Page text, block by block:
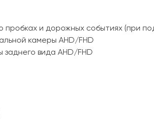
и дорожных событиях (при
камеры AHD/FHD
вида AHD/FHD